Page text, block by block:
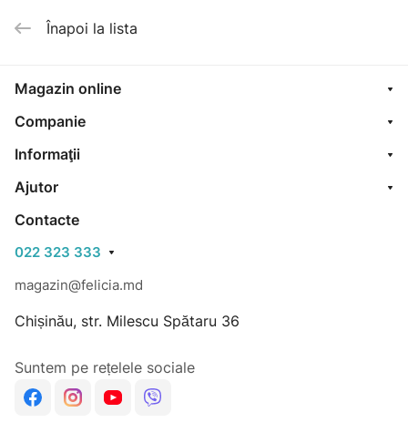
Înapoi la lista
Magazin online
Companie
Informaţii
Ajutor
Contacte
022 323 333
magazin@felicia.md
Chișinău, str. Milescu Spătaru 36
Suntem pe rețelele sociale